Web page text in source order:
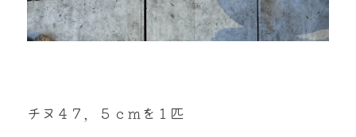
チヌ４７，５ｃｍを１匹